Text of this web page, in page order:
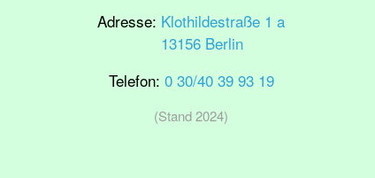
Adresse: Klothildestraße 1 a
13156 Berlin
Telefon: 0 30/40 39 93 19
(Stand 2024)